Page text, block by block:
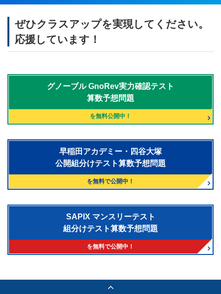
ぜひクラスアップを実現してください。
応援しています！
グノーブルGnoRev実力確認テスト
算数予想問題
を無料公開中！
早稲田アカデミー・四谷大塚
公開組分けテスト算数予想問題
を無料で公開中！
SAPIX マンスリーテスト
組分けテスト算数予想問題
を無料で公開中！